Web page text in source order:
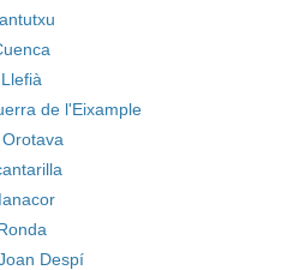
Llefià
de l'Eixample
Despí